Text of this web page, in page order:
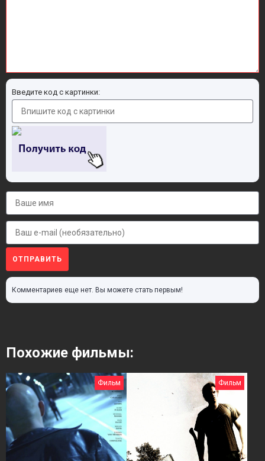
Введите код с картинки:
ОТПРАВИТЬ
Комментариев еще нет. Вы можете стать первым!
Похожие фильмы:
Фильм Фильм